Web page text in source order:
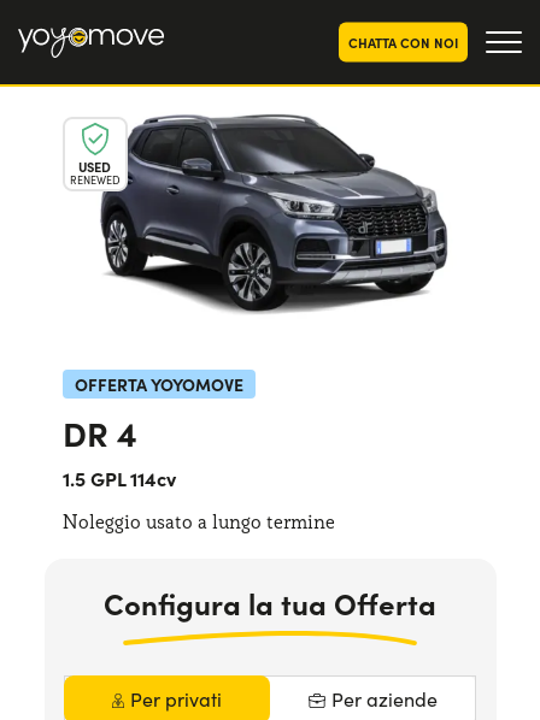
CHATTA CON NOI
OFFERTE NOLEGGIOLUNGO TERMINE
Privati
Aziende e P.IVA
OFFERTE NOLEGGIO
AUTO USATE
CHI SIAMO
Lavora con noi
PERCHÉ CONVIENE
USED
RENEWED
OFFERTA YOYOMOVE
DR 4
1.5 GPL 114cv
Noleggio usato a lungo termine
Configura la tua Offerta
Per privati Per aziende